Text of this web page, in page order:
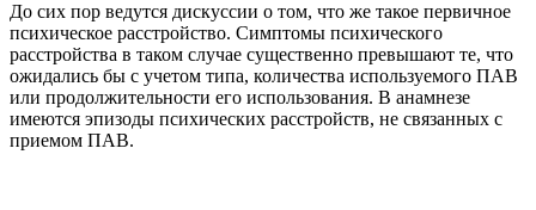
До сих пор ведутся дискуссии о том, что же такое первичное
психическое расстройство. Симптомы психического
расстройства в таком случае существенно превышают те, что
ожидались бы с учетом типа, количества используемого ПАВ
или продолжительности его использования. В анамнезе
имеются эпизоды психических расстройств, не связанных с
приемом ПАВ.